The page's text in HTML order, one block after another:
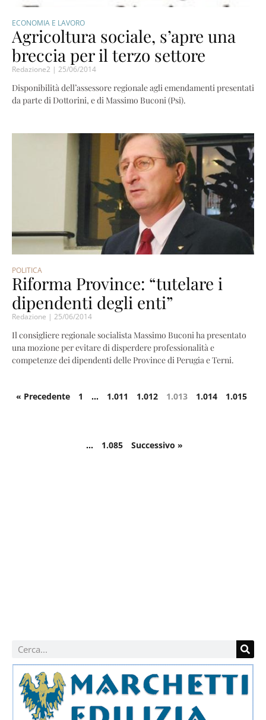
ECONOMIA E LAVORO
Agricoltura sociale, s’apre una
breccia per il terzo settore
Redazione2 25/06/2014
Disponibilità dell’assessore regionale agli emendamenti presentati
da parte di Dottorini, e di Massimo Buconi (Psi).
POLITICA
Riforma Province: “tutelare i
dipendenti degli enti”
Redazione 25/06/2014
Il consigliere regionale socialista Massimo Buconi ha presentato
una mozione per evitare di disperdere professionalità e
competenze dei dipendenti delle Province di Perugia e Terni.
« Precedente 1 … 1.011 1.012 1.013 1.014 1.015
… 1.085 Successivo »